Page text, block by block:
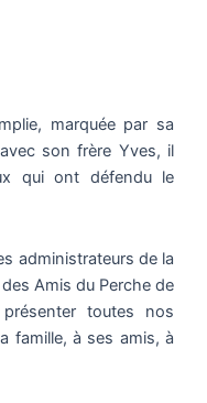
marquée par sa
son frère Yves, il
qui ont défendu le
administrateurs de la
Amis du Perche de
toutes nos
famille, à ses amis, à